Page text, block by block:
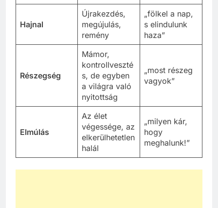
Hajnal
Újrakezdés,
megújulás,
remény
„fölkel a nap,
s elindulunk
haza”
Részegség
Mámor,
kontrollveszté
s, de egyben
a világra való
nyitottság
„most részeg
vagyok”
Elmúlás
Az élet
végessége, az
elkerülhetetlen
halál
„milyen kár,
hogy
meghalunk!”